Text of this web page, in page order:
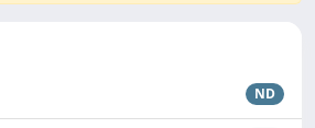
ND